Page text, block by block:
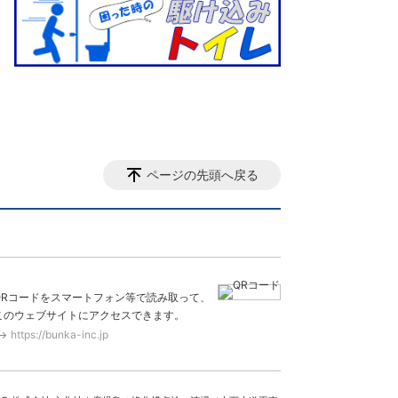
ページの先頭へ戻る
コードをスマートフォン等で読み取って、
のウェブサイトにアクセスできます。
https://bunka-inc.jp